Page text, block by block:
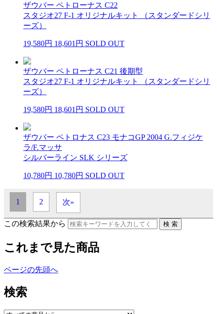
ザウバー ペトローナス C22
スタジオ27 F-1 オリジナルキット （スタンダードシリ
ーズ）
19,580円 18,601円 SOLD OUT
ザウバー ペトローナス C21 後期型
スタジオ27 F-1 オリジナルキット （スタンダードシリ
ーズ）
19,580円 18,601円 SOLD OUT
ザウバー ペトロナス C23 モナコGP 2004 G.フィジケ
ラ/F.マッサ
シルバーライン SLK シリーズ
10,780円 10,780円 SOLD OUT
1 2 次»
この検索結果から
これまで見た商品
ページの先頭へ
検索